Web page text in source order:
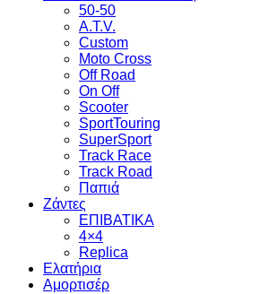
50-50
A.T.V.
Custom
Moto Cross
Off Road
On Off
Scooter
SportTouring
SuperSport
Track Race
Track Road
Παπιά
Ζάντες
ΕΠΙΒΑΤΙΚΑ
4×4
Replica
Ελατήρια
Αμορτισέρ